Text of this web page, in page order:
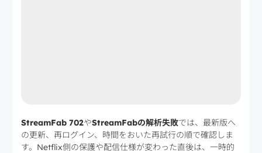
StreamFab 702やStreamFabの解析失敗では、最新版へ
の更新、再ログイン、時間をおいた再試行の順で確認しま
す。Netflix側の保護や配信仕様が変わった直後は、一時的